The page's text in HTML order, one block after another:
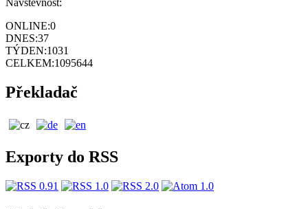
ONLINE:0
DNES:37
TÝDEN:1031
CELKEM:1095644
Překladač
Exporty do RSS